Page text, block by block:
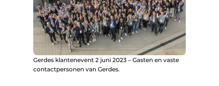
Gerdes klantenevent 2 juni 2023 – Gasten en vaste
contactpersonen van Gerdes.